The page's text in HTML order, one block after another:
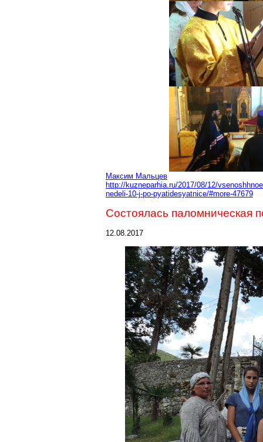
Максим Мальцев
http://kuzneparhia.ru/2017/08/12/
nedeli-10-j-po-pyatidesyatnice/#more-47679
Состоялась паломническая
12.08.2017